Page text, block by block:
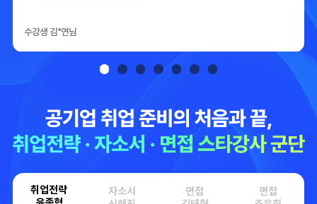
수강생 김*연님
취업전략
자소서
면접
면접